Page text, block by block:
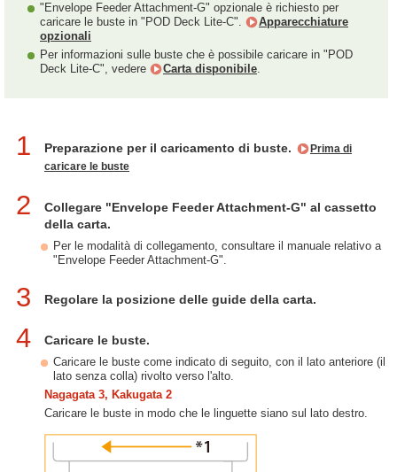
"Envelope Feeder Attachment-G" opzionale è richiesto per
caricare le buste in "POD Deck Lite-C".
Apparecchiature
opzionali
Per informazioni sulle buste che è possibile caricare in "POD
Deck Lite-C", vedere
Carta disponibile.
1 Preparazione per il caricamento di buste.
Prima di
caricare le buste
2
Collegare "Envelope Feeder Attachment-G" al cassetto
della carta.
Per le modalità di collegamento, consultare il manuale relativo a
"Envelope Feeder Attachment-G".
3 Regolare la posizione delle guide della carta.
4 Caricare le buste.
Caricare le buste come indicato di seguito, con il lato anteriore (il
lato senza colla) rivolto verso l'alto.
Nagagata 3, Kakugata 2
Caricare le buste in modo che le linguette siano sul lato destro.